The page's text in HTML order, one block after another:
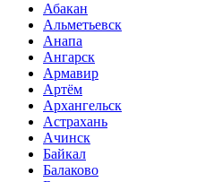
Абакан
Альметьевск
Анапа
Ангарск
Армавир
Артём
Архангельск
Астрахань
Ачинск
Байкал
Балаково